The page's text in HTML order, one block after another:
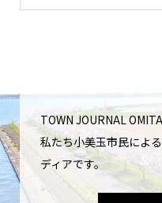
TOWN JOURNAL
私たち小美玉市民によ
ディアです。